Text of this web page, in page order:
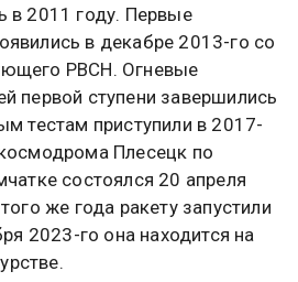
в 2011 году. Первые
в декабре 2013-го со
РВСН. Огневые
первой ступени завершились
тестам приступили в 2017-
Плесецк по
состоялся 20 апреля
же года ракету запустили
2023-го она находится на